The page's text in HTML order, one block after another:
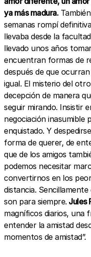
ya más madura.
semanas rompí
llevaba desde la
llevado unos años
encuentran formas de
después de que
igual. El misterio del
decepción de manera
seguir mirando. Insistir
negociación inasumible
enquistado. Y
forma de querer, de
que de los amigos
podemos necesitar
convertirnos en los
distancia.
son para siempre. Jules
magníficos diarios, una
entender la amistad
momentos de amistad”.